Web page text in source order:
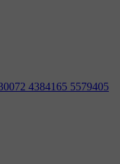
4384165 5579405